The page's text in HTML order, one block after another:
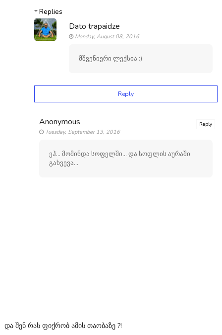
Replies
Dato trapaidze
Monday, August 08, 2016
მშვენიერი ლექსია :)
Reply
Anonymous
Tuesday, September 13, 2016
ეჰ... მომინდა სოფელში... და სოფლის აურაში
გახვევა...
Reply
და შენ რას ფიქრობ ამის თაობაზე ?!